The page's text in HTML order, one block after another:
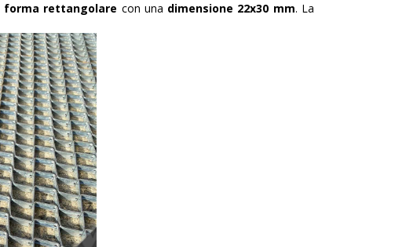
forma rettangolare con una dimensione 22x30 mm. La